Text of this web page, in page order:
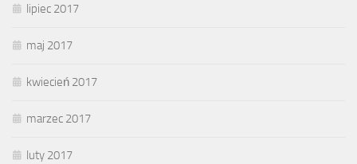
lipiec 2017
maj 2017
kwiecień 2017
marzec 2017
luty 2017